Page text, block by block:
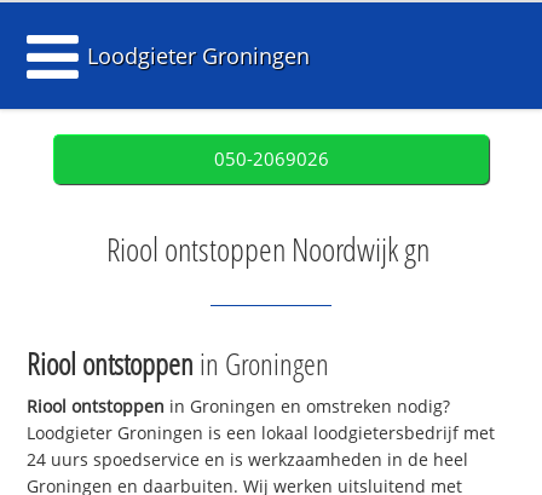
Loodgieter Groningen
050-2069026
Riool ontstoppen Noordwijk gn
Riool ontstoppen in Groningen
Riool ontstoppen in Groningen en omstreken nodig?
Loodgieter Groningen is een lokaal loodgietersbedrijf met
24 uurs spoedservice en is werkzaamheden in de heel
Groningen en daarbuiten. Wij werken uitsluitend met